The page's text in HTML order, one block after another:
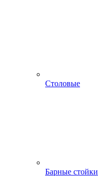
Столовые
Барные стойки